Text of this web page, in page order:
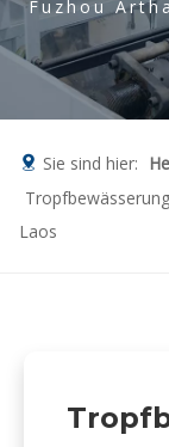
Fuzhou
Sie sind hier:
Laos